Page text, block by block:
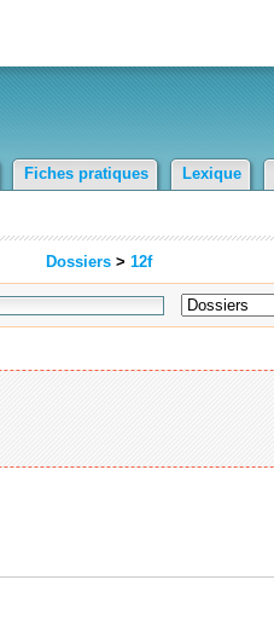
Fiches pratiques Lexique
Dossiers > 12f